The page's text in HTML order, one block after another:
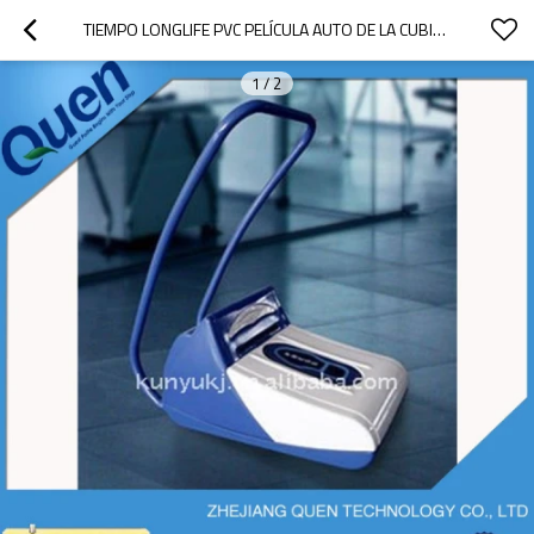
TIEMPO LONGLIFE PVC PELÍCULA AUTO DE LA CUBIERTA DEL ZAPATO DISPENSADOR
1/2